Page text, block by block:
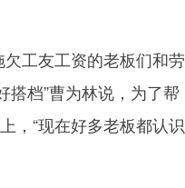
工友工资的老板们和劳
搭档”曹为林说，为了帮
，“现在好多老板都认识